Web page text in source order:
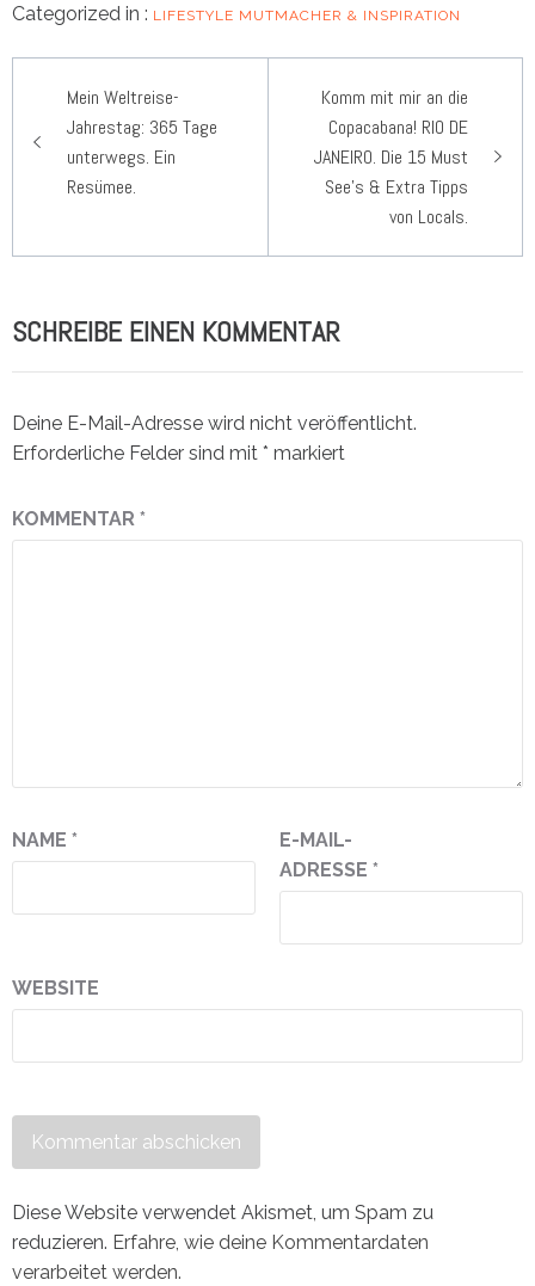
Categorized in : LIFESTYLE MUTMACHER & INSPIRATION
Mein Weltreise-
Jahrestag: 365 Tage
unterwegs. Ein
Resümee.
Komm mit mir an die
Copacabana! RIO DE
JANEIRO. Die 15 Must
See’s & Extra Tipps
von Locals.
SCHREIBE EINEN KOMMENTAR
Deine E-Mail-Adresse wird nicht veröffentlicht.
Erforderliche Felder sind mit * markiert
KOMMENTAR *
NAME *
E-MAIL-
ADRESSE *
WEBSITE
Diese Website verwendet Akismet, um Spam zu
reduzieren. Erfahre, wie deine Kommentardaten
verarbeitet werden.